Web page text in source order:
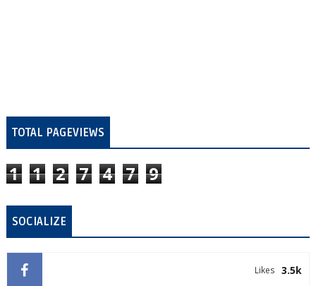
TOTAL PAGEVIEWS
1 1 2 7 4 7 9
SOCIALIZE
3.5k
Likes